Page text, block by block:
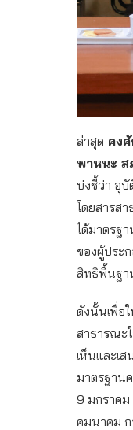
ล่าสุด คง
พาหนะ ส
บ่งชี้ว่า อุบั
โดยสารส
ได้มาตรฐ
ของผู้ประ
สิทธิพื้นฐ
ดังนั้นเพื่อ
สาธารณะ
เห็นและเ
มาตรฐาน
9 มกราคม
คมนาคม ก